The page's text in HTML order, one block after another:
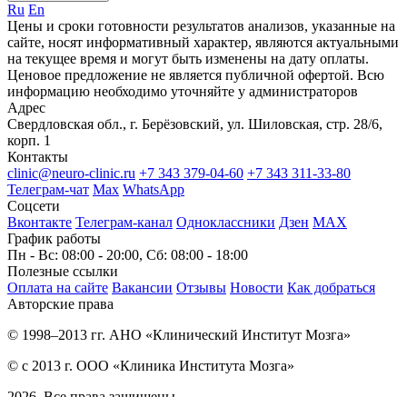
Ru En
Цены и сроки готовности результатов анализов, указанные на
сайте, носят информативный характер, являются актуальными
на текущее время и могут быть изменены на дату оплаты.
Ценовое предложение не является публичной офертой. Всю
информацию необходимо уточняйте у администраторов
Адрес
Свердловская обл., г. Берёзовский, ул. Шиловская, стр. 28/6,
корп. 1
Контакты
clinic@neuro-clinic.ru +7 343 379-04-60 +7 343 311-33-80
Телеграм-чат Max WhatsApp
Соцсети
Вконтакте Телеграм-канал Одноклассники Дзен МАХ
График работы
Пн - Вс: 08:00 - 20:00, Сб: 08:00 - 18:00
Полезные ссылки
Оплата на сайте Вакансии Отзывы Новости Как добраться
Авторские права
© 1998–2013 гг. АНО «Клинический Институт Мозга»
© с 2013 г. ООО «Клиника Института Мозга»